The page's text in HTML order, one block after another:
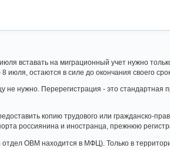
вставать на миграционный учет нужно
остаются в силе до окончания своего
не нужно. Перерегистрация - это стандартная
копию трудового или гражданско-
россиянина и иностранца, прежнюю
ОВМ находится в МФЦ). Только в